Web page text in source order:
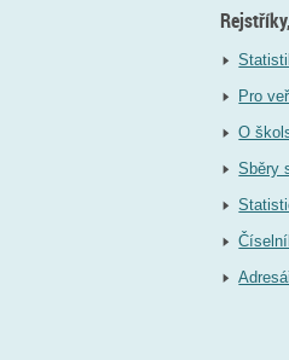
Pro
O
Sběry